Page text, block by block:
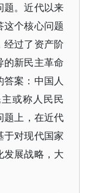
题。近代以来
这个核心问题
经过了资产阶
新民主革命
案：中国人
或称人民民
题上，在近代
于对现代国家
展战略，大